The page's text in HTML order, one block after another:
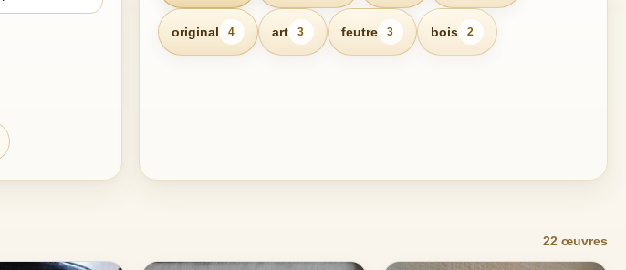
original 4 art 3 feutre 3 bois 2
22 œuvres